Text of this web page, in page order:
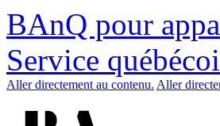
BAnQ pour
Service
Aller directement au contenu. Aller